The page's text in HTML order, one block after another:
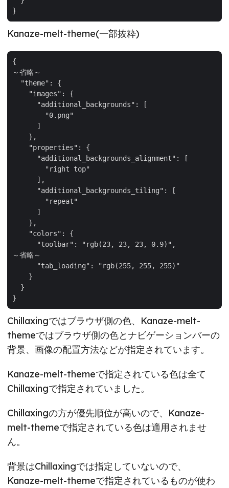
Kanaze-melt-theme(一部抜粋)
～省略～
"theme"
"images"
"additional_backgrounds"
"0.png"
"properties"
"additional_backgrounds_alignment"
"right top"
"additional_backgrounds_tiling"
"repeat"
"colors"
"toolbar" : "rgb(23, 23, 23, 0.9)"
～省略～
"tab_loading" :
"rgb(255, 255, 255)"
Chillaxingではブラウザ側の色、Kanaze-melt-
themeではブラウザ側の色とナビゲーションバーの
背景、画像の配置方法などが指定されています。
Kanaze-melt-themeで指定されている色は全て
Chillaxingで指定されていました。
Chillaxingの方が優先順位が高いので、Kanaze-
melt-themeで指定されている色は適用されませ
ん。
背景はChillaxingでは指定していないので、
Kanaze-melt-themeで指定されているものが使わ